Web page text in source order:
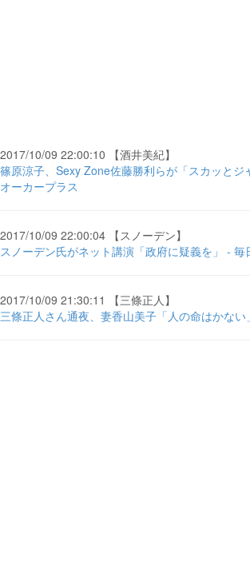
2017/10/09 22:00:10 【酒井美紀】
篠原涼子、Sexy Zone佐藤勝利らが「スカッとジ
オーカープラス
2017/10/09 22:00:04 【スノーデン】
スノーデン氏がネット講演「政府に疑義を」 - 毎
2017/10/09 21:30:11 【三條正人】
三條正人さん通夜、妻香山美子「人の命はかな